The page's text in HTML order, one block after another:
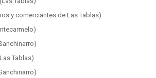
y comerciantes de Las Tablas)
Tablas)